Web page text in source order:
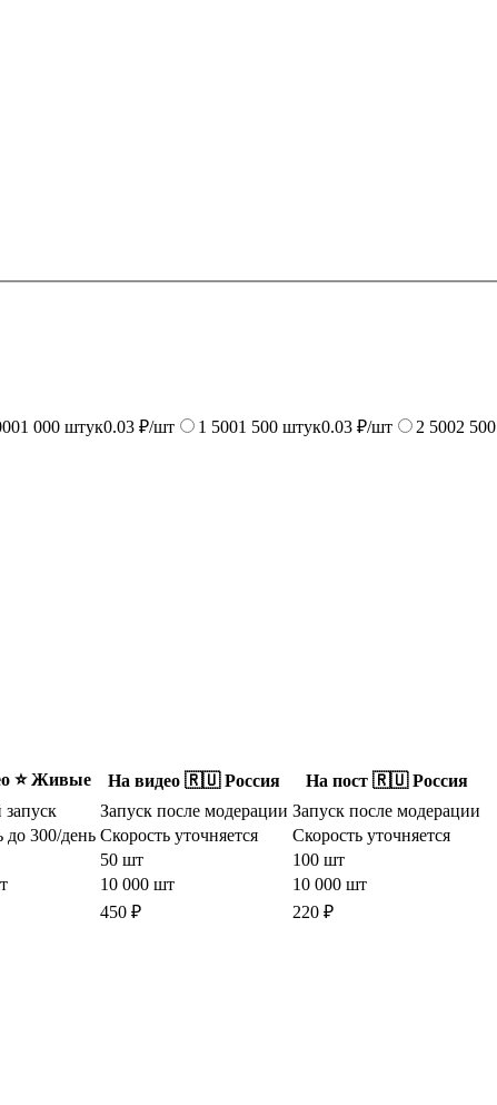
1 000 штук0.03 ₽/шт 1 5001 500 штук0.03 ₽/шт 2 5002 500
⭐️ Живые На видео 🇷🇺 Россия
На пост 🇷🇺 Россия
Запуск после модерации Запуск после модерации
до 300/день Скорость уточняется
Скорость уточняется
50 шт
100 шт
10 000 шт
10 000 шт
450 ₽ 220 ₽